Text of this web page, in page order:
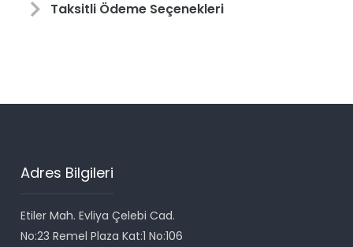
Taksitli Ödeme Seçenekleri
Adres Bilgileri
Etiler Mah. Evliya Çelebi Cad.
No:23 Remel Plaza Kat:1 No:106